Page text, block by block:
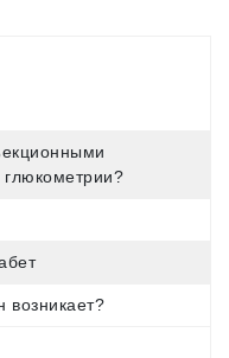
возникает?